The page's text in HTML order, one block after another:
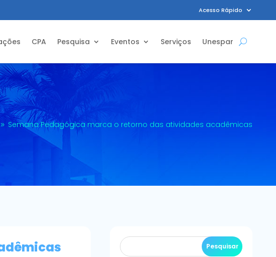
Acesso Rápido
CPA Pesquisa Eventos Serviços Unespar
9 Semana Pedagógica marca o retorno das atividades acadêmicas